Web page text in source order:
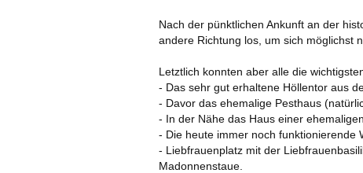
ARCHIV 2011 UND
Nach der pünktlichen Ankunft an der
andere Richtung los, um sich möglichst
Letztlich konnten aber alle die
- Das sehr gut erhaltene Höllentor aus
- Davor das ehemalige Pesthaus
- In der Nähe das Haus einer
- Die heute immer noch funktionierende
- Liebfrauenplatz mit der
Madonnenstaue.